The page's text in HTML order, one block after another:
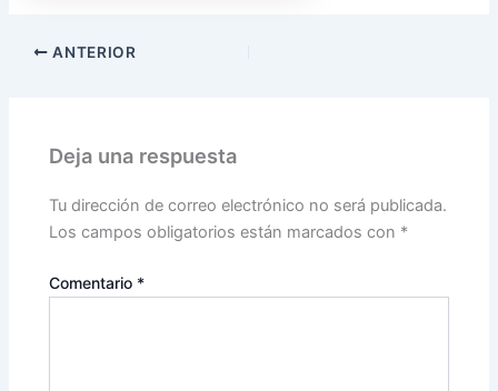
ANTERIOR
Deja una respuesta
Tu dirección de correo electrónico no será publicada.
Los campos obligatorios están marcados con *
Comentario *